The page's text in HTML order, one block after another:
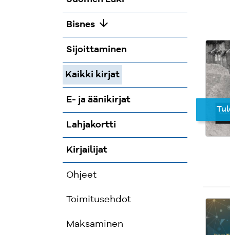
Bisnes arrow_downward
Sijoittaminen
Kaikki kirjat
E- ja äänikirjat
Lahjakortti
Kirjailijat
Ohjeet
Toimitusehdot
Maksaminen